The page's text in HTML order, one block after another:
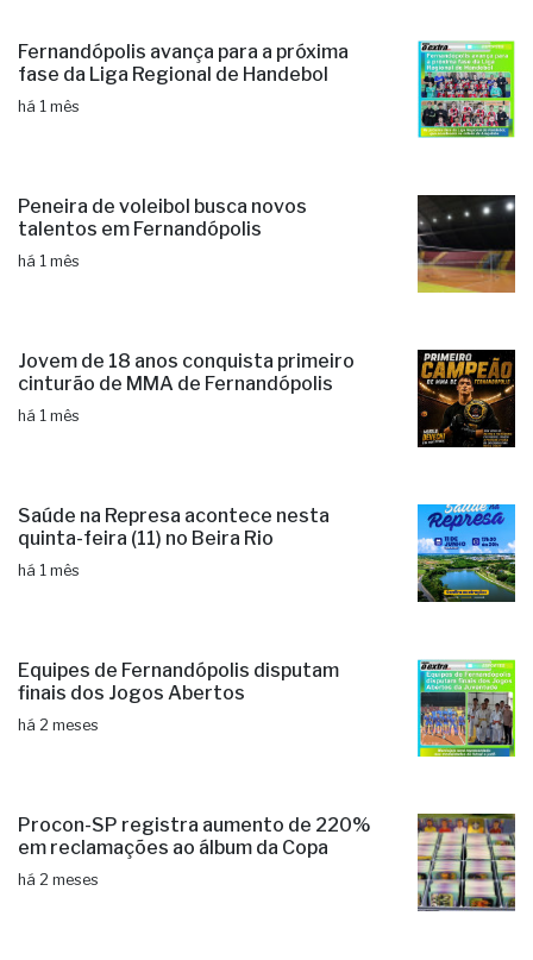
Fernandópolis avança para a próxima
fase da Liga Regional de Handebol
há 1 mês
Peneira de voleibol busca novos
talentos em Fernandópolis
há 1 mês
Jovem de 18 anos conquista primeiro
cinturão de MMA de Fernandópolis
há 1 mês
Saúde na Represa acontece nesta
quinta-feira (11) no Beira Rio
há 1 mês
Equipes de Fernandópolis disputam
finais dos Jogos Abertos
há 2 meses
Procon-SP registra aumento de 220%
em reclamações ao álbum da Copa
há 2 meses